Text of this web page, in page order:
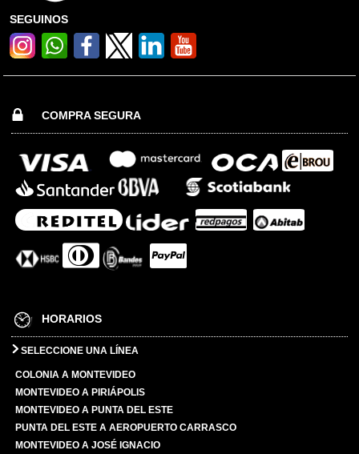
SEGUINOS
COMPRA SEGURA
HORARIOS
SELECCIONE UNA LÍNEA
COLONIA A MONTEVIDEO
MONTEVIDEO A PIRIÁPOLIS
MONTEVIDEO A PUNTA DEL ESTE
PUNTA DEL ESTE A AEROPUERTO CARRASCO
MONTEVIDEO A JOSÉ IGNACIO